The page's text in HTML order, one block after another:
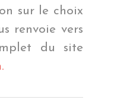
sur le choix
renvoie vers
du site